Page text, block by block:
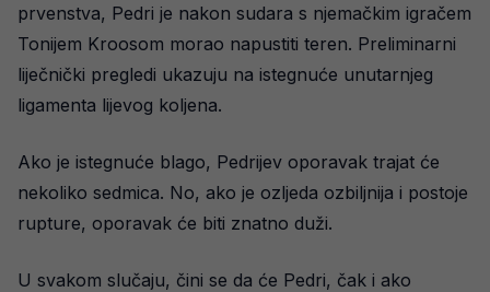
prvenstva, Pedri je nakon sudara s njemačkim igračem
Tonijem Kroosom morao napustiti teren. Preliminarni
liječnički pregledi ukazuju na istegnuće unutarnjeg
ligamenta lijevog koljena.
Ako je istegnuće blago, Pedrijev oporavak trajat će
nekoliko sedmica. No, ako je ozljeda ozbiljnija i postoje
rupture, oporavak će biti znatno duži.
U svakom slučaju, čini se da će Pedri, čak i ako